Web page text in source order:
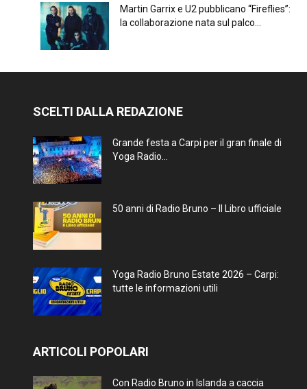
Martin Garrix e U2 pubblicano “Fireflies”:
la collaborazione nata sul palco...
SCELTI DALLA REDAZIONE
Grande festa a Carpi per il gran finale di
Yoga Radio...
50 anni di Radio Bruno – Il Libro ufficiale
Yoga Radio Bruno Estate 2026 – Carpi:
tutte le informazioni utili
ARTICOLI POPOLARI
Con Radio Bruno in Islanda a caccia